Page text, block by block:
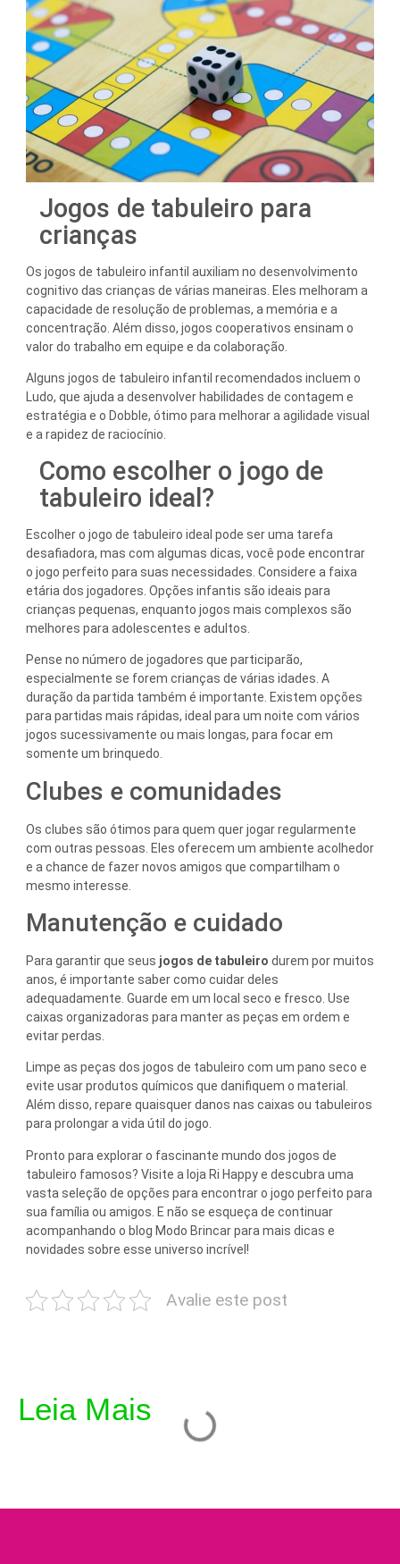
Jogos de tabuleiro para
crianças
Os jogos de tabuleiro infantil auxiliam no desenvolvimento
cognitivo das crianças de várias maneiras. Eles melhoram a
capacidade de resolução de problemas, a memória e a
concentração. Além disso, jogos cooperativos ensinam o
valor do trabalho em equipe e da colaboração.
Alguns jogos de tabuleiro infantil recomendados incluem o
Ludo, que ajuda a desenvolver habilidades de contagem e
estratégia e o Dobble, ótimo para melhorar a agilidade visual
e a rapidez de raciocínio.
Como escolher o jogo de
tabuleiro ideal?
Escolher o jogo de tabuleiro ideal pode ser uma tarefa
desafiadora, mas com algumas dicas, você pode encontrar
o jogo perfeito para suas necessidades. Considere a faixa
etária dos jogadores. Opções infantis são ideais para
crianças pequenas, enquanto jogos mais complexos são
melhores para adolescentes e adultos.
Pense no número de jogadores que participarão,
especialmente se forem crianças de várias idades. A
duração da partida também é importante. Existem opções
para partidas mais rápidas, ideal para um noite com vários
jogos sucessivamente ou mais longas, para focar em
somente um brinquedo.
Clubes e comunidades
Os clubes são ótimos para quem quer jogar regularmente
com outras pessoas. Eles oferecem um ambiente acolhedor
e a chance de fazer novos amigos que compartilham o
mesmo interesse.
Manutenção e cuidado
Para garantir que seus jogos de tabuleiro durem por muitos
anos, é importante saber como cuidar deles
adequadamente. Guarde em um local seco e fresco. Use
caixas organizadoras para manter as peças em ordem e
evitar perdas.
Limpe as peças dos jogos de tabuleiro com um pano seco e
evite usar produtos químicos que danifiquem o material.
Além disso, repare quaisquer danos nas caixas ou tabuleiros
para prolongar a vida útil do jogo.
Pronto para explorar o fascinante mundo dos jogos de
tabuleiro famosos? Visite a loja Ri Happy e descubra uma
vasta seleção de opções para encontrar o jogo perfeito para
sua família ou amigos. E não se esqueça de continuar
acompanhando o blog Modo Brincar para mais dicas e
novidades sobre esse universo incrível!
Avalie este post
Leia Mais